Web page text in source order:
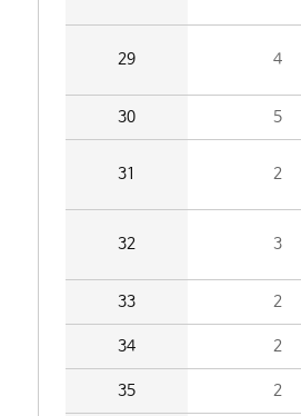
29 4
30 5
31 2
32 3
33 2
34 2
35 2